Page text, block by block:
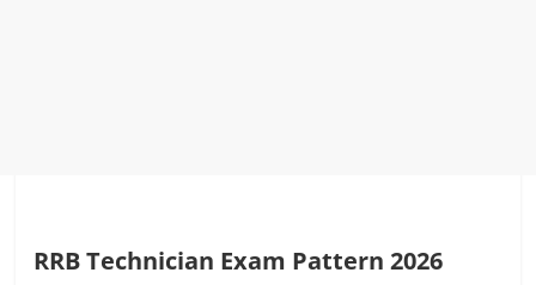
RRB Technician Exam Pattern 2026